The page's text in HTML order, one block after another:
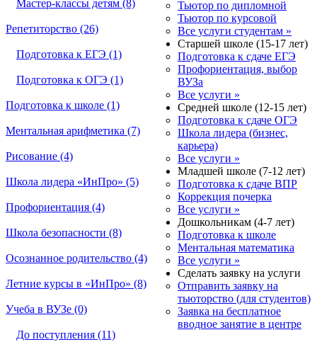
Мастер-классы детям (8)
Репетиторство (26)
Подготовка к ЕГЭ (1)
Подготовка к ОГЭ (1)
Подготовка к школе (1)
Ментальная арифметика (7)
Рисование (4)
Школа лидера «ИнПро» (5)
Профориентация (4)
Школа безопасности (8)
Осознанное родительство (4)
Летние курсы в «ИнПро» (8)
Учеба в ВУЗе (0)
До поступления (11)
Тьютор по дипломной
Тьютор по курсовой
Все услуги студентам »
Старшей школе (15-17 лет)
Подготовка к сдаче ЕГЭ
Профориентация, выбор
ВУЗа
Все услуги »
Средней школе (12-15 лет)
Подготовка к сдаче ОГЭ
Школа лидера (бизнес,
карьера)
Все услуги »
Младшей школе (7-12 лет)
Подготовка к сдаче ВПР
Коррекция почерка
Все услуги »
Дошкольникам (4-7 лет)
Подготовка к школе
Ментальная математика
Все услуги »
Сделать заявку на услуги
Отправить заявку на
тьюторство (для студентов)
Заявка на бесплатное
вводное занятие в центре